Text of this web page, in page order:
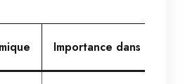
Importance dans la